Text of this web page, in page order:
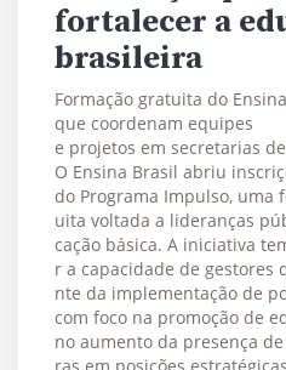
fortalecer a
brasileira
Formação gratuita do
que coordenam equipes
e projetos em secretarias
O Ensina Brasil abriu
do Programa Impulso, uma
uita voltada a lideranças
cação básica. A iniciativa
r a capacidade de gestores
nte da implementação de
com foco na promoção de
no aumento da presença
ras em posições